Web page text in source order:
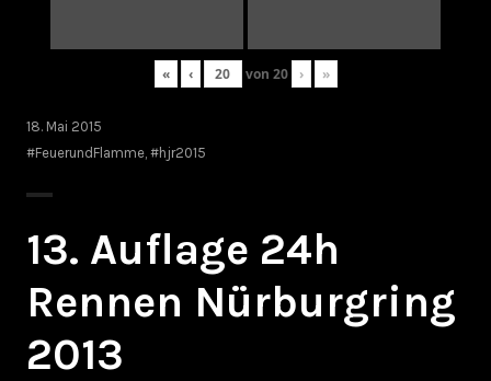
« ‹ von 20 › »
18. Mai 2015
#FeuerundFlamme #hjr2015
13. Auflage 24h
Rennen Nürburgring
2013